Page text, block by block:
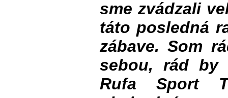
sme zvádzali
táto posledná
zábave. Som
sebou, rád by
Rufa Sport